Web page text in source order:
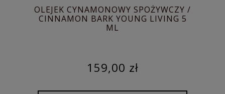
OLEJEK CYNAMONOWY SPOŻYWCZY /
CINNAMON BARK YOUNG LIVING 5
ML
159,00 zł